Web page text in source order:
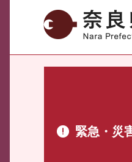
奈良県
緊急・災